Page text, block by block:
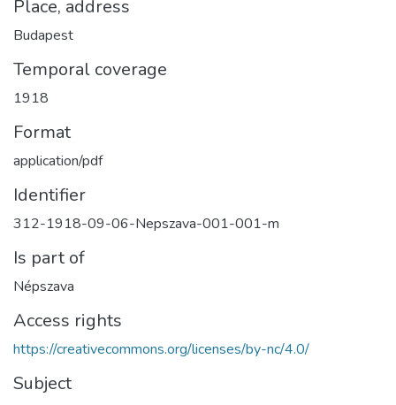
Place, address
Budapest
Temporal coverage
1918
Format
application/pdf
Identifier
312-1918-09-06-Nepszava-001-001-m
Is part of
Népszava
Access rights
https://creativecommons.org/licenses/by-nc/4.0/
Subject